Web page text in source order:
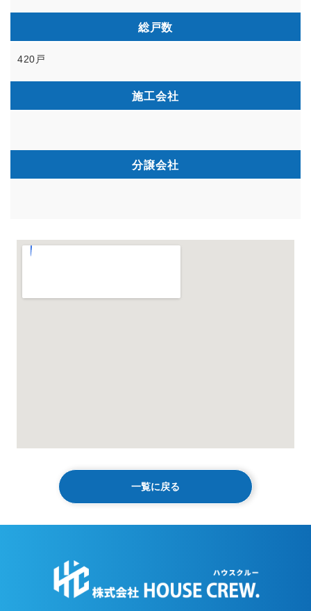
総戸数
420戸
施工会社
分譲会社
一覧に戻る